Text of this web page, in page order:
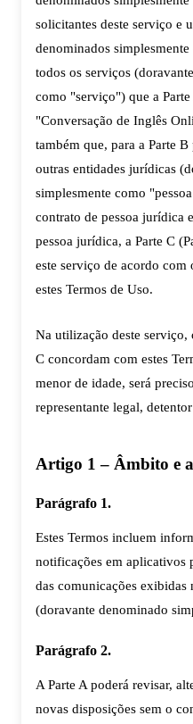
solicitantes deste serviço e
denominados
todos os serviços
como "serviço") que a
"Conversação de Inglês
também que, para a Parte
outras entidades jurídicas
simplesmente como
contrato de pessoa jurídica
pessoa jurídica, a Parte C
este serviço de acordo com
estes Termos de Uso.
Na utilização deste serviço,
C concordam com estes
menor de idade, será
representante legal,
Artigo 1 – Âmbito e
Parágrafo 1.
Estes Termos incluem
notificações em aplicativos
das comunicações exibidas
(doravante denominado
Parágrafo 2.
A Parte A poderá revisar,
novas disposições sem o